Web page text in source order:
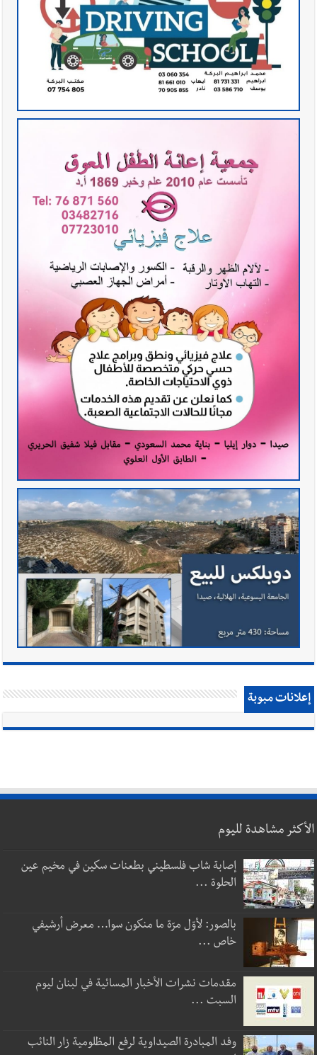
إعلانات مبوبة
الأكثر مشاهدة لليوم
إصابة شاب فلسطيني بطعنات سكين في مخيم عين
الحلوة ...
بالصور: لأوّل مرّة ما منكون سوا… معرض أرشيفي
خاص ...
مقدمات نشرات الأخبار المسائية في لبنان ليوم
السبت ...
وفد المبادرة الصيداوية لرفع المظلومية زار النائب